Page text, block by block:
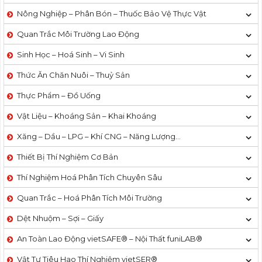
Nông Nghiệp – Phân Bón – Thuốc Bảo Vệ Thực Vật
Quan Trắc Môi Trường Lao Động
Sinh Học – Hoá Sinh – Vi Sinh
Thức Ăn Chăn Nuôi – Thuỷ Sản
Thực Phẩm – Đồ Uống
Vật Liệu – Khoáng Sản – Khai Khoáng
Xăng – Dầu – LPG – Khí CNG – Năng Lượng…
Thiết Bị Thí Nghiệm Cơ Bản
Thí Nghiệm Hoá Phân Tích Chuyên Sâu
Quan Trắc – Hoá Phân Tích Môi Trường
Dệt Nhuộm – Sợi – Giấy
An Toàn Lao Động vietSAFE® – Nội Thất funiLAB®
Vật Tư Tiêu Hao Thí Nghiệm vietSER®